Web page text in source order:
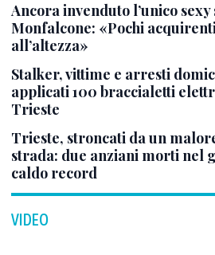
Ancora invenduto l’unico sexy
Monfalcone: «Pochi
all’altezza»
Stalker, vittime e arresti
applicati 100 braccialetti
Trieste
Trieste, stroncati da un
strada: due anziani morti nel
caldo record
VIDEO